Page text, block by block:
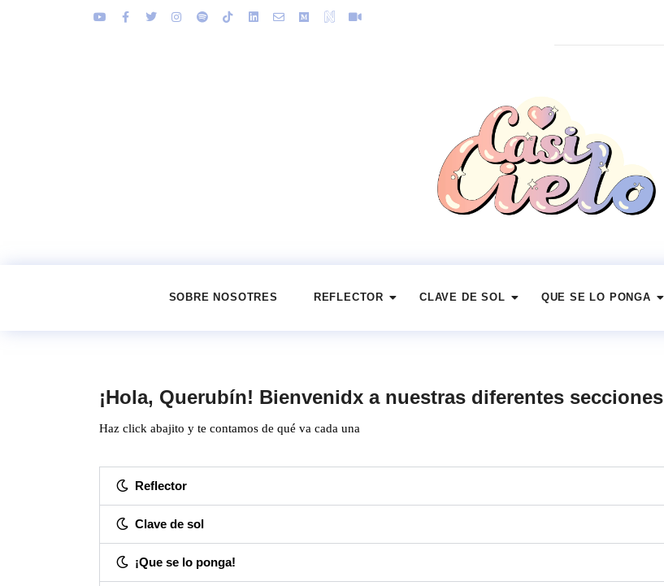
SOBRE NOSOTRES REFLECTOR CLAVE DE SOL QUE SE LO PONGA
¡Hola, Querubín! Bienvenidx a nuestras diferentes secciones
Haz click abajito y te contamos de qué va cada una
Reflector
Clave de sol
¡Que se lo ponga!